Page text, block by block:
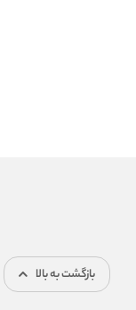
بازگشت به بالا